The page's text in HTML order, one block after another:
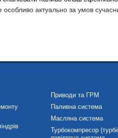
актуально за умов
продукт із відмінною
запчастин Perkins. Ми є
сервісу.
Приводи та ГРМ
Паливна система
Масляна система
Турбокомпресор